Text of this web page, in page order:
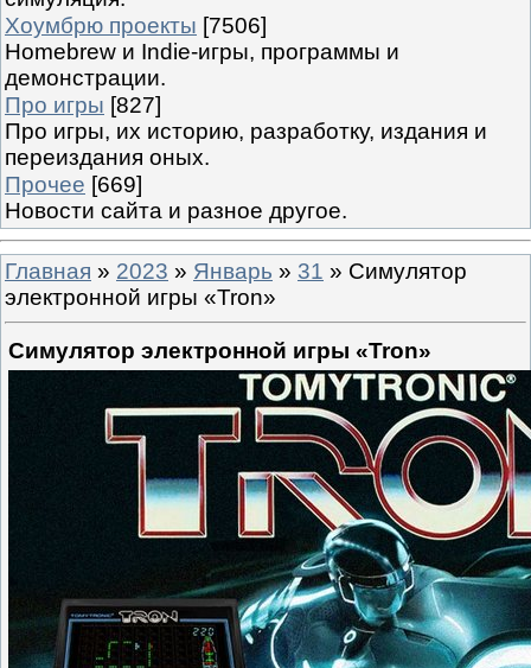
Хоумбрю проекты [7506]
Homebrew и Indie-игры, программы и
демонстрации.
Про игры [827]
Про игры, их историю, разработку, издания и
переиздания оных.
Прочее [669]
Новости сайта и разное другое.
Главная » 2023 » Январь » 31 » Симулятор
электронной игры «Tron»
Симулятор электронной игры «Tron»